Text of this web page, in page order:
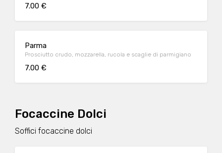
7.00 €
Parma
Prosciutto crudo, mozzarella, rucola e scaglie di parmigiano
7.00 €
Focaccine Dolci
Soffici focaccine dolci